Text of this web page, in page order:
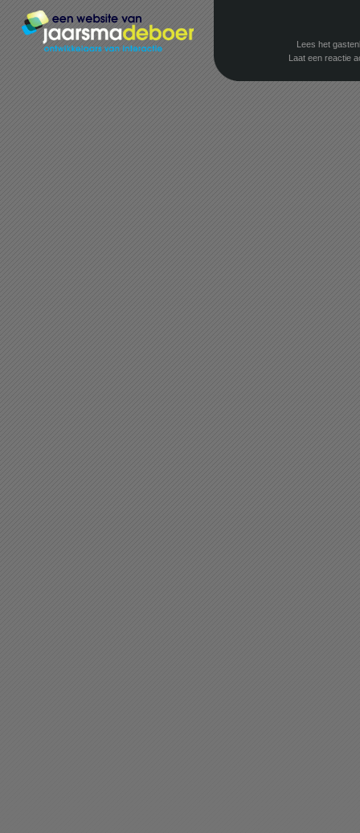
Lees het
Laat een reactie